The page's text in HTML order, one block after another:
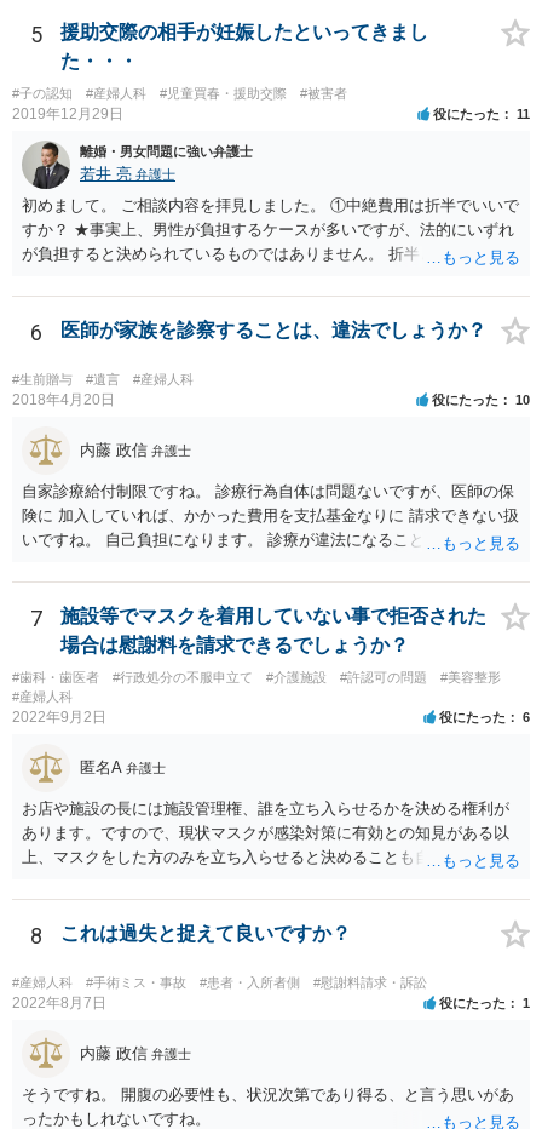
5
援助交際の相手が妊娠したといってきまし
た・・・
#子の認知 #産婦人科 #児童買春・援助交際 #被害者
2019年12月29日 役にたった 11
離婚・男女問題に強い弁護士
若井 亮 弁護士
初めまして。 ご相談内容を拝見しました。 ①中絶費用は折半でいいで
すか？ ★事実上、男性が負担するケースが多いですが、法的にいずれ
が負担すると決められているものではありません。 折半という考え方
否するそぶりもなかったので合意の上となるのか？ ★性行為について
の合意があることは特に問題にならないでしょう ③DNA鑑定をして事
実確認までしたほうがよいのか ★本当に妊娠をしており、こちらの子
であると主張するのであれば、DNA鑑定をするのも一つの選択肢にな
るかと思います ④慰謝料請求されるのか ★慰謝料請求の根拠はないで
け入れていると言えます。 当方行為が不法行為などに該当することは
ないかと思います。 相手方が揺さぶりをかけてくるようでしたら、代
理人を立てて、事実確認のほか対応の全てを任せてしまうというやり
方もあります。 妊娠をしたという話をベースにしたトラブルも多くあ
るところなので、もし相手方が脅し含みで請求をしてくるようであれ
6 医師が家族を診察することは、違法でしょうか？
#生前贈与 #遺言 #産婦人科
2018年4月20日 役にたった 10
内藤 政信 弁護士
自家診療給付制限ですね。 診療行為自体は問題ないですが、医師の保
険に 加入していれば、かかった費用を支払基金なりに 請求できない扱
いですね。 自己負担になります。 診療が違法になることはないです
7
施設等でマスクを着用していない事で拒否された
場合は慰謝料を請求できるでしょうか？
#歯科・歯医者 #行政処分の不服申立て #介護施設 #許認可の問題
#美容整形
#産婦人科
2022年9月2日 役にたった 6
匿名A 弁護士
お店や施設の長には施設管理権、誰を立ち入らせるかを決める権利が
あります。ですので、現状マスクが感染対策に有効との知見がある以
上、マスクをした方のみを立ち入らせると決めることも自由であり、
など公益的な側面のある業種ですと、公衆浴場法など各種業法で定め
られた理由以外での利用拒否は禁止されていますし、公の施設でもマ
スクなしだけでの利用拒否は問題となりえますが、民間のお店に対し
ては慰謝料の請求は認められないと考えられます。
8 これは過失と捉えて良いですか？
#産婦人科 #手術ミス・事故 #患者・入所者側 #慰謝料請求・訴訟
2022年8月7日 役にたった 1
内藤 政信 弁護士
そうですね。 開腹の必要性も、状況次第であり得る、と言う思いがあ
ったかもしれないですね。